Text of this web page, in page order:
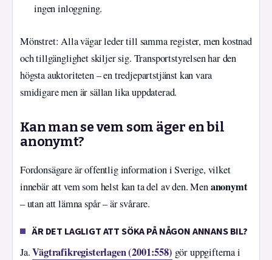
ingen inloggning.
Mönstret: Alla vägar leder till samma register, men kostnad
och tillgänglighet skiljer sig. Transportstyrelsen har den
högsta auktoriteten – en tredjepartstjänst kan vara
smidigare men är sällan lika uppdaterad.
Kan man se vem som äger en bil
anonymt?
Fordonsägare är offentlig information i Sverige, vilket
innebär att vem som helst kan ta del av den. Menanonymt
– utan att lämna spår – är svårare.
ÄR DET LAGLIGT ATT SÖKA PÅ NÅGON ANNANS BIL?
Ja.Vägtrafikregisterlagen (2001:558) gör uppgifterna i